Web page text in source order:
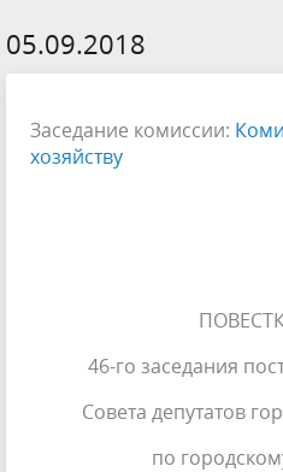
05.09.2018
Заседание комиссии:
хозяйству
46-го заседания
Совета депутатов
по